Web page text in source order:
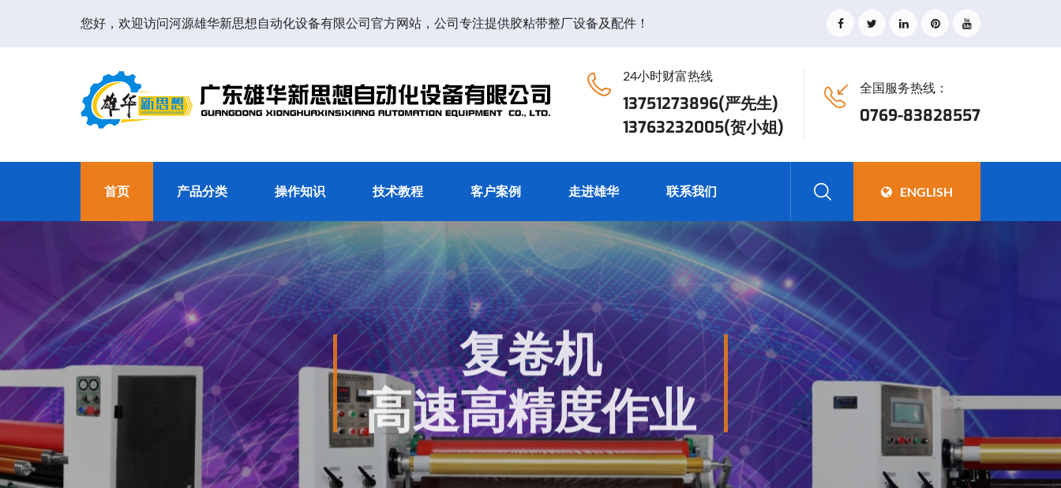
您好，欢迎访问河源雄华新思想自动化设备有限公司官方网站，公司专注提供胶粘带整厂设备及配件！
24小时财富热线
13751273896(严先生)
13763232005(贺小姐)
全国服务热线：
0769-83828557
首页 产品分类 操作知识 技术教程 客户案例 走进雄华 联系我们 ENGLISH
河源雄华新思想自动化设备有限公司
复卷机
高速高精度作业
光电感应设计 | 成品误差10CM以内 | 高速包装机 | 高效节能 | 设定后无人化操作